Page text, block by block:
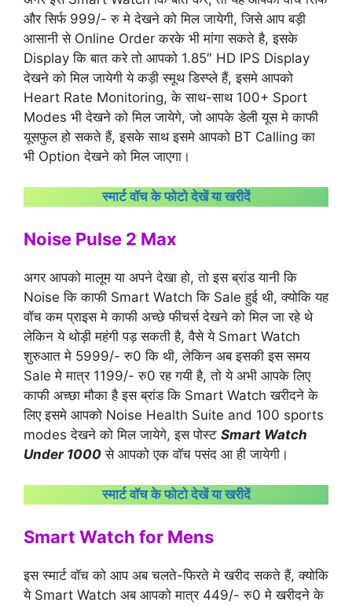
और सिर्फ 999/- रु मे देखने को मिल जायेगी, जिसे आप बड़ी
आसानी से Online Order करके भी मांगा सकते है, इसके
Display कि बात करे तो आपको 1.85″ HD IPS Display
देखने को मिल जायेगी ये कड़ी स्मूथ डिस्प्ले हैं, इसमे आपको
Heart Rate Monitoring, के साथ-साथ 100+ Sport
Modes भी देखने को मिल जायेगे, जो आपके डेली यूस मे काफी
यूसफुल हो सकते हैं, इसके साथ इसमे आपको BT Calling का
भी Option देखने को मिल जाएगा।
स्मार्ट वॉच के फोटो देखें या खरीदें
Noise Pulse 2 Max
अगर आपको मालूम या अपने देखा हो, तो इस ब्रांड यानी कि
Noise कि काफी Smart Watch कि Sale हुई थी, क्योकि यह
वॉच कम प्राइस मे काफी अच्छे फीचर्स देखने को मिल जा रहे थे
लेकिन ये थोड़ी महंगी पड़ सकती है, वैसे ये Smart Watch
शुरुआत मे 5999/- रु0 कि थी, लेकिन अब इसकी इस समय
Sale मे मात्र 1199/- रु0 रह गयी है, तो ये अभी आपके लिए
काफी अच्छा मौका है इस ब्रांड कि Smart Watch खरीदने के
लिए इसमे आपको Noise Health Suite and 100 sports
modes देखने को मिल जायेगे, इस पोस्ट Smart Watch
Under 1000 से आपको एक वॉच पसंद आ ही जायेगी।
स्मार्ट वॉच के फोटो देखें या खरीदें
Smart Watch for Mens
इस स्मार्ट वॉच को आप अब चलते-फिरते मे खरीद सकते हैं, क्योकि
ये Smart Watch अब आपको मात्र 449/- रु0 मे खरीदने के